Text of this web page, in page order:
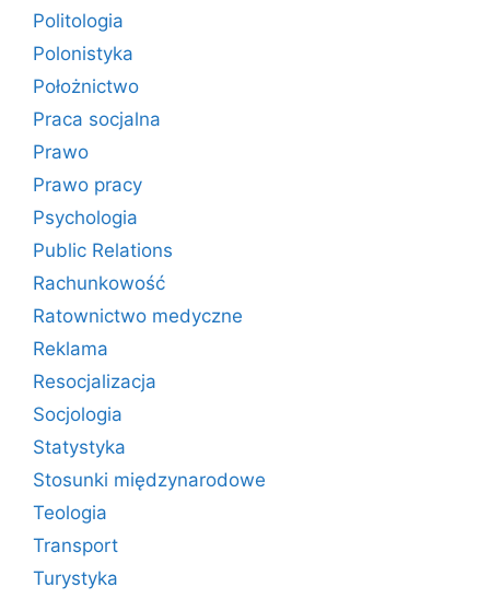
Politologia
Polonistyka
Położnictwo
Praca socjalna
Prawo
Prawo pracy
Psychologia
Public Relations
Rachunkowość
Ratownictwo medyczne
Reklama
Resocjalizacja
Socjologia
Statystyka
Stosunki międzynarodowe
Teologia
Transport
Turystyka